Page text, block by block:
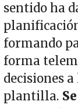
sentido ha
formando
forma
decisiones
plantilla.